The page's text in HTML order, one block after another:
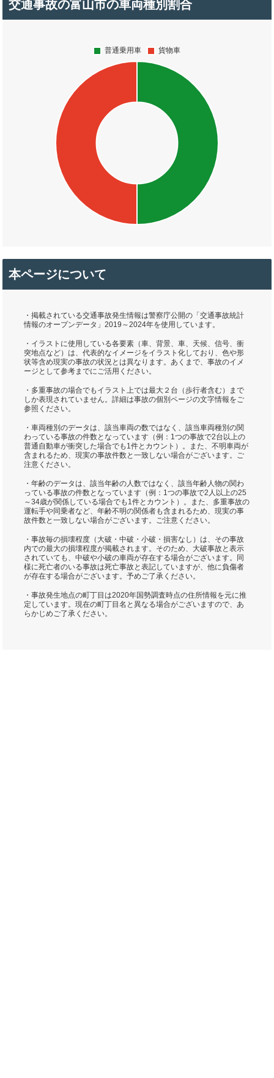
交通事故の富山市の車両種別割合
本ページについて
・掲載されている交通事故発生情報は警察庁公開の「交通事故統計
情報のオープンデータ」2019～2024年を使用しています。
・イラストに使用している各要素（車、背景、車、天候、信号、衝
突地点など）は、代表的なイメージをイラスト化しており、色や形
状等含め現実の事故の状況とは異なります。あくまで、事故のイメ
ージとして参考までにご活用ください。
・多重事故の場合でもイラスト上では最大２台（歩行者含む）まで
しか表現されていません。詳細は事故の個別ページの文字情報をご
参照ください。
・車両種別のデータは、該当車両の数ではなく、該当車両種別の関
わっている事故の件数となっています（例：1つの事故で2台以上の
普通自動車が衝突した場合でも1件とカウント）。また、不明車両が
含まれるため、現実の事故件数と一致しない場合がございます。ご
注意ください。
・年齢のデータは、該当年齢の人数ではなく、該当年齢人物の関わ
っている事故の件数となっています（例：1つの事故で2人以上の25
～34歳が関係している場合でも1件とカウント）。また、多重事故の
運転手や同乗者など、年齢不明の関係者も含まれるため、現実の事
故件数と一致しない場合がございます。ご注意ください。
・事故毎の損壊程度（大破・中破・小破・損害なし）は、その事故
内での最大の損壊程度が掲載されます。そのため、大破事故と表示
されていても、中破や小破の車両が存在する場合がございます。同
様に死亡者のいる事故は死亡事故と表記していますが、他に負傷者
が存在する場合がございます。予めご了承ください。
・事故発生地点の町丁目は2020年国勢調査時点の住所情報を元に推
定しています。現在の町丁目名と異なる場合がございますので、あ
らかじめご了承ください。